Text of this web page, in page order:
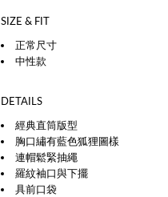
SIZE & FIT
正常尺寸
中性款
DETAILS
經典直筒版型
胸口繡有藍色狐狸圖樣
連帽鬆緊抽繩
羅紋袖口與下擺
具前口袋